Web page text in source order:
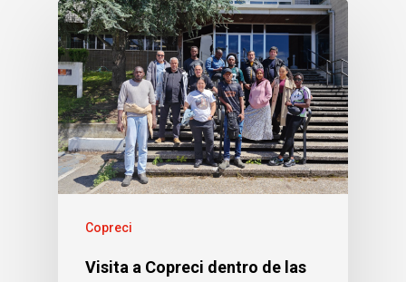
Copreci
Visita a Copreci dentro de las